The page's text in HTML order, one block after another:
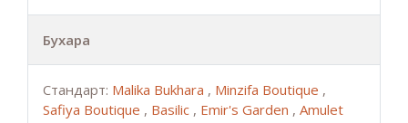
Бухара
Стандарт: Malika Bukhara , Minzifa Boutique ,
Safiya Boutique , Basilic , Emir's Garden , Amulet